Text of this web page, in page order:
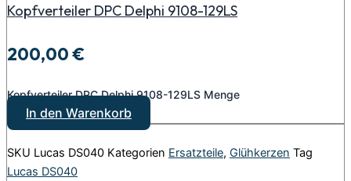
Kopfverteiler DPC Delphi 9108-129LS
200,00€
Kopfverteiler DPC Delphi 9108-129LS Menge
In den Warenkorb
SKU Lucas DS040 Kategorien Ersatzteile, Glühkerzen Tag
Lucas DS040